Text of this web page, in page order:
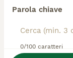
Parola chiave
0/100 caratteri